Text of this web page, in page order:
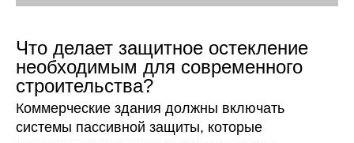
Что делает защитное остекление
необходимым для современного
строительства?
Коммерческие здания должны включать
системы пассивной защиты, которые